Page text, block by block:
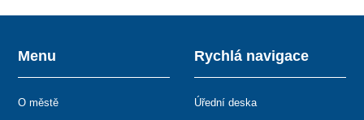
Menu
O městě
Rychlá navigace
Úřední deska